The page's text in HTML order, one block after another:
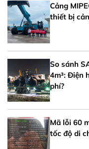
Cảng
thiết bị
So sánh
4m³: Điện
phí?
Mã lỗi 60
tốc độ di